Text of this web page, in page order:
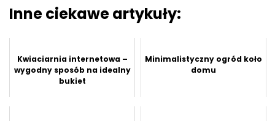
Inne ciekawe artykuły:
Kwiaciarnia internetowa –
wygodny sposób na idealny
bukiet
Minimalistyczny ogród koło
domu